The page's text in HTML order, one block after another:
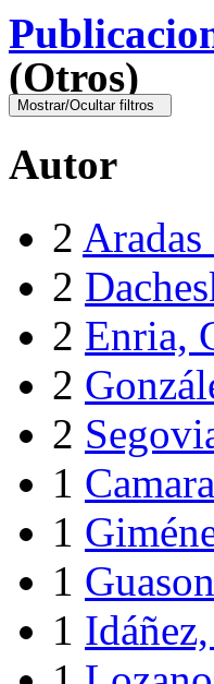
(Otros)
Autor
2
2
2 Enria,
2
2
1
1
1
1